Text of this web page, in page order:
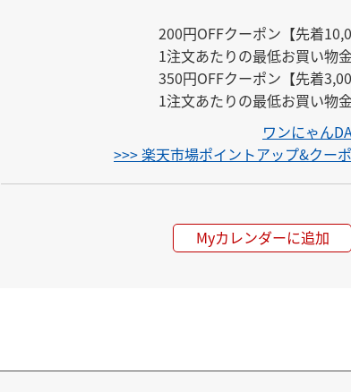
200円OFFクーポン【先着
1注文あたりの最低お買い物
350円OFFクーポン【先着
1注文あたりの最低お買い物
ワンにゃん
>>> 楽天市場ポイントアップ&クー
Myカレンダーに追加